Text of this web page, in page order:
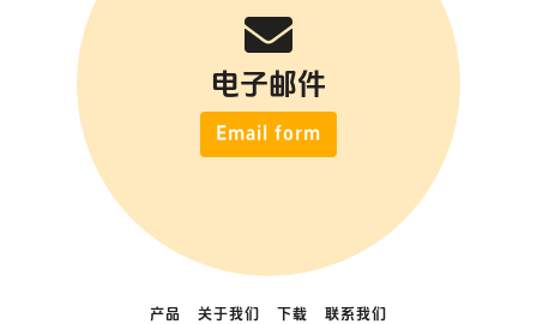
电子邮件
Email form
产品 关于我们 下载 联系我们